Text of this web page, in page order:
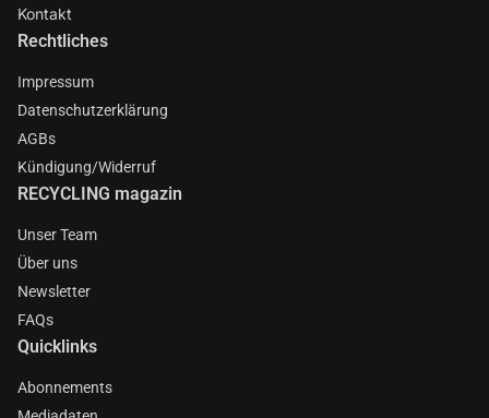
Kontakt
Rechtliches
Impressum
Datenschutzerklärung
AGBs
Kündigung/Widerruf
RECYCLING magazin
Unser Team
Über uns
Newsletter
FAQs
Quicklinks
Abonnements